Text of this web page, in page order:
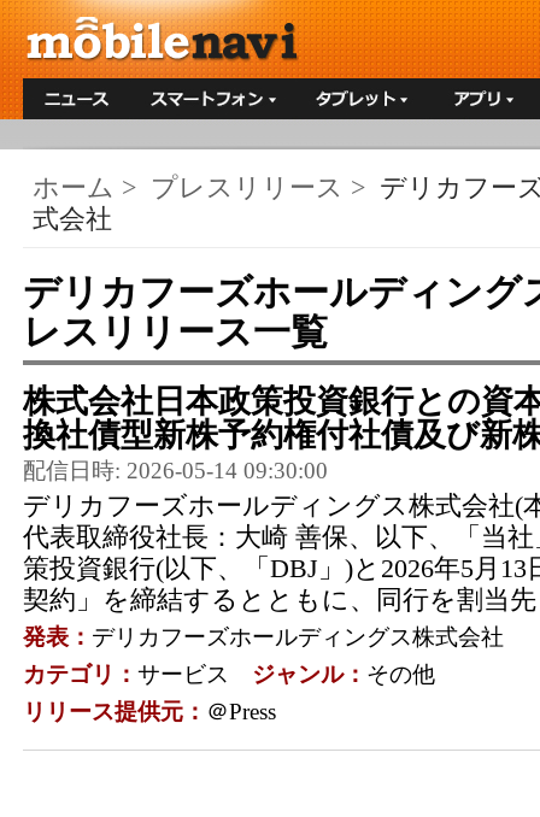
ホーム > プレスリリース > デリカフー
式会社
デリカフーズホールディング
レスリリース一覧
株式会社日本政策投資銀行との資
換社債型新株予約権付社債及び新
配信日時: 2026-05-14 09:30:00
デリカフーズホールディングス株式会社(
代表取締役社長：大崎 善保、以下、「当
策投資銀行(以下、「DBJ」)と2026年5月
契約」を締結するとともに、同行を割当
発表： デリカフーズホールディングス株式会社
カテゴリ： サービス ジャンル： その他
リリース提供元： ＠Press